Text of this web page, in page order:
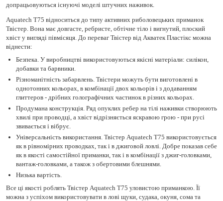
допрацьовуються існуючі моделі штучних наживок.
Aquatech Т75 відноситься до типу активних риболовецьких приманок
Твістер. Вона має довгасте, ребристе, обтічне тіло і вигнутий, плоский
хвіст у вигляді півмісяця. До переваг Твістер від Акватек Пластікс можна
віднести:
Безпека. У виробництві використовуються якісні матеріали: силікон,
добавки та барвники.
Різноманітність забарвлень. Твістери можуть бути виготовлені в
однотонних кольорах, в комбінації двох кольорів і з додаванням
глиттеров - дрібних голографічних частинок в різних кольорах.
Продумана конструкція. Ряд опуклих ребер на тілі наживки створюють
хвилі при проводці, а хвіст відрізняється яскравою грою - при русі
звивається і вібрує.
Універсальність використання. Твістер Aquatech Т75 використовується
як в рівномірних проводках, так і в джиговой ловлі. Добре показав себе
як в якості самостійної приманки, так і в комбінації з джиг-головками,
вантаж-головками, а також з обертовими блешнями.
Низька вартість.
Все ці якості роблять Твістер Aquatech Т75 уловистою приманкою. Її
можна з успіхом використовувати в лові щуки, судака, окуня, сома та